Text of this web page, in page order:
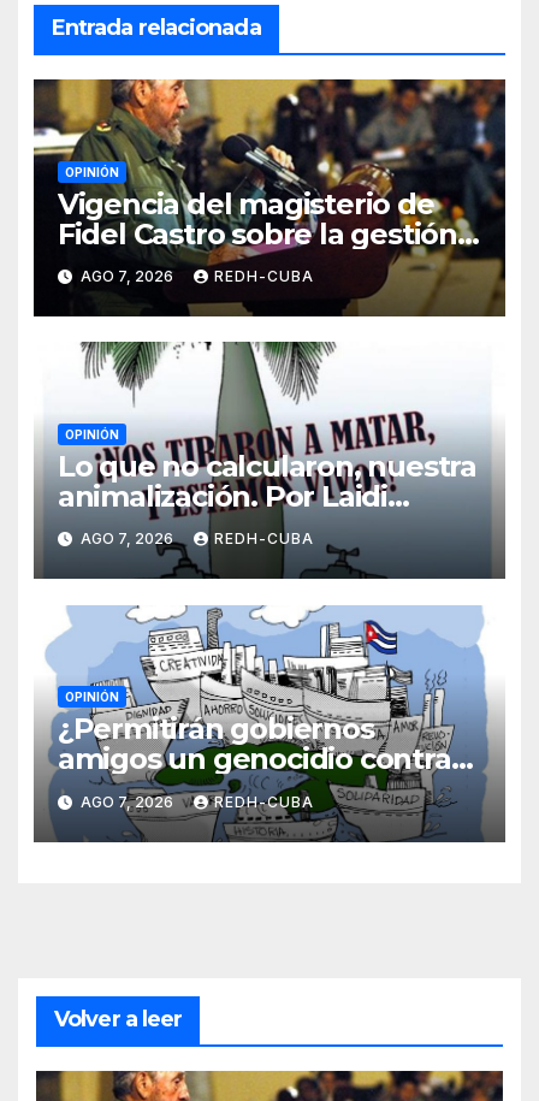
Entrada relacionada
OPINIÓN
Vigencia del magisterio de
Fidel Castro sobre la gestión
del liderazgo revolucionario.
Por Jorge Luís Guach Estévez
AGO 7, 2026 REDH-CUBA
OPINIÓN
Lo que no calcularon, nuestra
animalización. Por Laidi
Fernández de Juan
AGO 7, 2026 REDH-CUBA
OPINIÓN
¿Permitirán gobiernos
amigos un genocidio contra
Cuba? Por Hedelberto López
Blanch
AGO 7, 2026 REDH-CUBA
Volver a leer